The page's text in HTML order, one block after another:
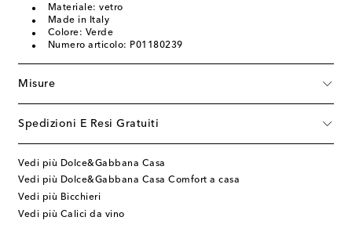
Materiale: vetro
Made in Italy
Colore: Verde
Numero articolo: P01180239
Misure
Spedizioni E Resi Gratuiti
Vedi più Dolce&Gabbana Casa
Vedi più Dolce&Gabbana Casa Comfort a casa
Vedi più Bicchieri
Vedi più Calici da vino